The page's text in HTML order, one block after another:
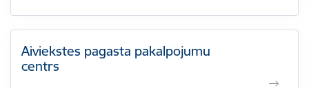
Aiviekstes pagasta pakalpojumu
centrs